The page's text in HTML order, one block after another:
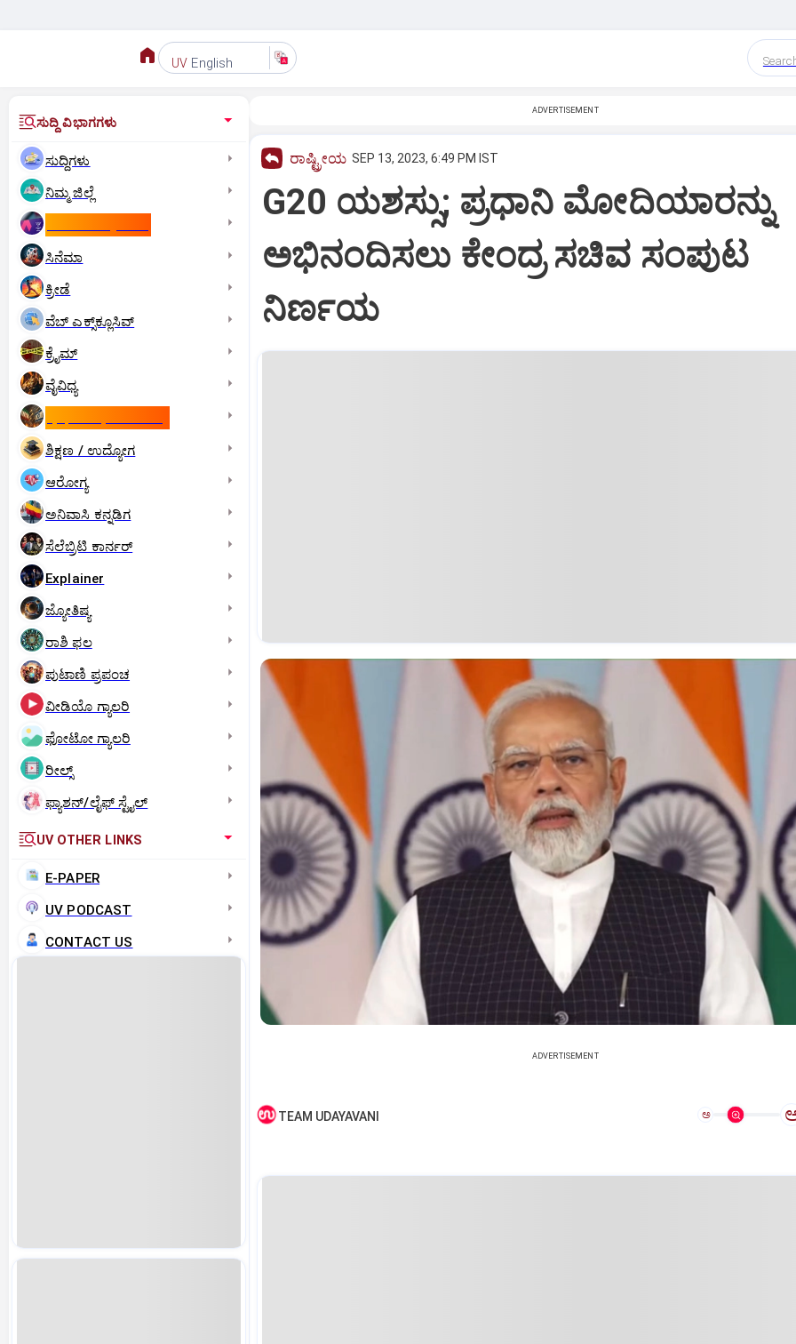
UV English
ಸುದ್ದಿ ವಿಭಾಗಗಳು
ಸುದ್ದಿಗಳು
ನಿಮ್ಮ ಜಿಲ್ಲೆ
ಸಿನೆಮಾ
ಕ್ರೀಡೆ
ವೆಬ್ ಎಕ್ಸ್‌ಕ್ಲೂಸಿವ್
ಕ್ರೈಮ್
ವೈವಿಧ್ಯ
ಶಿಕ್ಷಣ / ಉದ್ಯೋಗ
ಆರೋಗ್ಯ
ಅನಿವಾಸಿ ಕನ್ನಡಿಗ
ಸೆಲೆಬ್ರಿಟಿ ಕಾರ್ನರ್‌
Explainer
ಜ್ಯೋತಿಷ್ಯ
ರಾಶಿ ಫಲ
ಪುಟಾಣಿ ಪ್ರಪಂಚ
ವೀಡಿಯೊ ಗ್ಯಾಲರಿ
ಫೋಟೋ ಗ್ಯಾಲರಿ
ರೀಲ್ಸ್
ಫ್ಯಾಶನ್/ಲೈಫ್‌ ಸ್ಟೈಲ್
UV OTHER LINKS
E-PAPER
UV PODCAST
CONTACT US
ADVERTISEMENT
ರಾಷ್ಟ್ರೀಯ SEP 13, 2023, 6:49 PM IST
G20 ಯಶಸ್ಸು; ಪ್ರಧಾನಿ ಮೋದಿಯಾರನ್ನು
ಅಭಿನಂದಿಸಲು ಕೇಂದ್ರ ಸಚಿವ ಸಂಪುಟ
ನಿರ್ಣಯ
ADVERTISEMENT
TEAM UDAYAVANI ಅ